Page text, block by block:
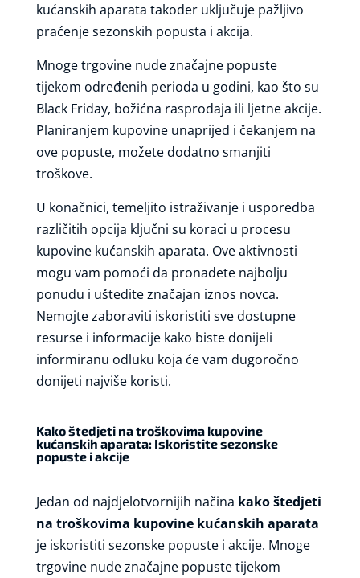
kućanskih aparata također uključuje pažljivo
praćenje sezonskih popusta i akcija.
Mnoge trgovine nude značajne popuste
tijekom određenih perioda u godini, kao što su
Black Friday, božićna rasprodaja ili ljetne akcije.
Planiranjem kupovine unaprijed i čekanjem na
ove popuste, možete dodatno smanjiti
troškove.
U konačnici, temeljito istraživanje i usporedba
različitih opcija ključni su koraci u procesu
kupovine kućanskih aparata. Ove aktivnosti
mogu vam pomoći da pronađete najbolju
ponudu i uštedite značajan iznos novca.
Nemojte zaboraviti iskoristiti sve dostupne
resurse i informacije kako biste donijeli
informiranu odluku koja će vam dugoročno
donijeti najviše koristi.
Kako štedjeti na troškovima kupovine
kućanskih aparata: Iskoristite sezonske
popuste i akcije
Jedan od najdjelotvornijih načina kako štedjeti
na troškovima kupovine kućanskih aparata
je iskoristiti sezonske popuste i akcije. Mnoge
trgovine nude značajne popuste tijekom